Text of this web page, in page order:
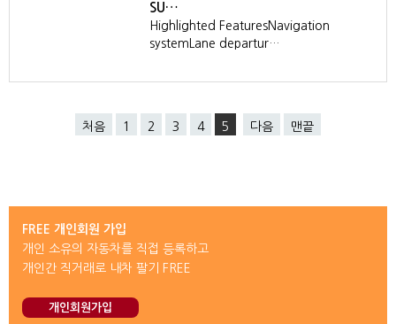
SU…
Highlighted FeaturesNavigation
systemLane departur…
처음 1 2 3 4 5 다음 맨끝
FREE 개인회원 가입
개인 소유의 자동차를 직접 등록하고
개인간 직거래로 내차 팔기 FREE
개인회원가입